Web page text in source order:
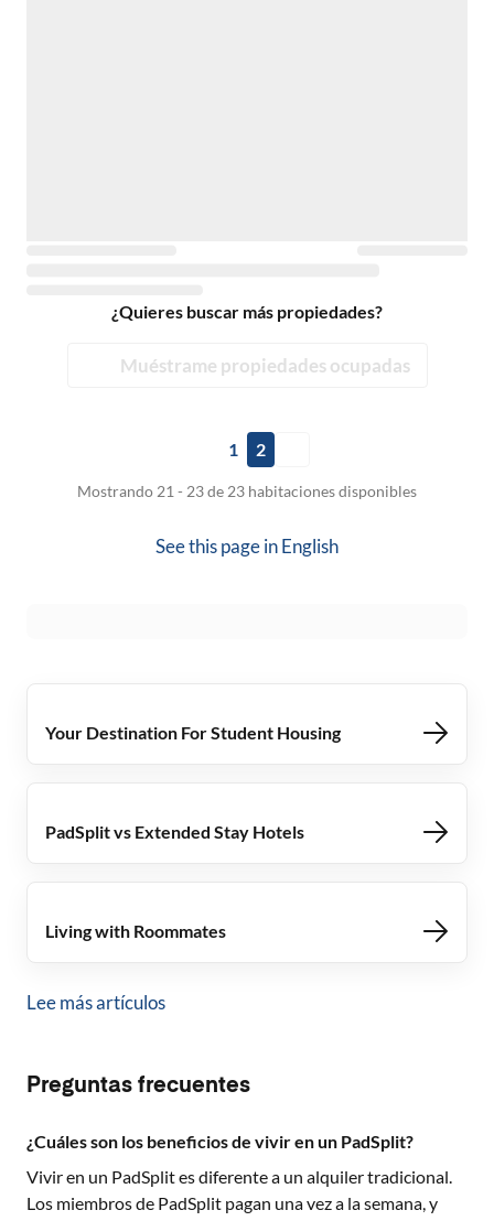
¿Quieres buscar más propiedades?
Muéstrame propiedades ocupadas
1 2
Mostrando 21 - 23 de 23 habitaciones disponibles
See this page inEnglish
Your Destination For Student Housing
PadSplit vs Extended Stay Hotels
Living with Roommates
Lee más artículos
Preguntas frecuentes
¿Cuáles son los beneficios de vivir en un PadSplit?
Vivir en un PadSplit es diferente a un alquiler tradicional.
Los miembros de PadSplit pagan una vez a la semana, y